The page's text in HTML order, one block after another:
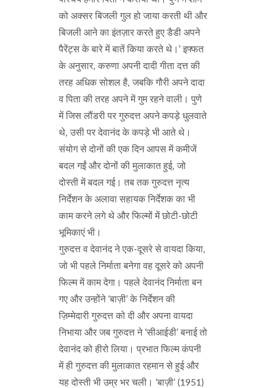
को अक्सर बिजली गुल हो जाया करती थी और
बिजली आने का इंतज़ार करते हुए डैडी अपने
पैरेंट्स के बारे में बातें किया करते थे।’ इफ्फत
के अनुसार, करुणा अपनी दादी गीता दत्त की
तरह अधिक सोशल है, जबकि गौरी अपने दादा
व पिता की तरह अपने में गुम रहने वाली। पुणे
में जिस लौंडरी पर गुरुदत्त अपने कपड़े धुलवाते
थे, उसी पर देवानंद के कपड़े भी आते थे।
संयोग से दोनों की एक दिन आपस में कमीजें
बदल गईं और दोनों की मुलाकात हुई, जो
दोस्ती में बदल गई। तब तक गुरुदत्त नृत्य
निर्देशन के अलावा सहायक निर्देशक का भी
काम करने लगे थे और फिल्मों में छोटी-छोटी
भूमिकाएं भी।
गुरुदत्त व देवानंद ने एक-दूसरे से वायदा किया,
जो भी पहले निर्माता बनेगा वह दूसरे को अपनी
फिल्म में काम देगा। पहले देवानंद निर्माता बन
गए और उन्होंने ‘बाज़ी’ के निर्देशन की
ज़िम्मेदारी गुरुदत्त को दी और अपना वायदा
निभाया और जब गुरुदत्त ने ‘सीआईडी’ बनाई तो
देवानंद को हीरो लिया। प्रभात फिल्म कंपनी
में ही गुरुदत्त की मुलाकात रहमान से हुई और
यह दोस्ती भी उम्र भर चली। ‘बाज़ी’ (1951)